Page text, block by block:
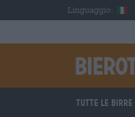
Skip to main contentLinguaggio:
Tutte le birre